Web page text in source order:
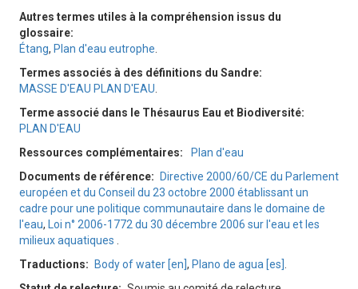
Autres termes utiles à la compréhension issus du
glossaire
Étang, Plan d'eau eutrophe
Termes associés à des définitions du Sandre
MASSE D'EAU PLAN D'EAU
Terme associé dans le Thésaurus Eau et Biodiversité
PLAN D'EAU
Ressources complémentaires
Plan d'eau
Documents de référence
Directive 2000/60/CE du Parlement
européen et du Conseil du 23 octobre 2000 établissant un
cadre pour une politique communautaire dans le domaine de
l'eau,
Loi n° 2006-1772 du 30 décembre 2006 sur l'eau et les
milieux aquatiques
Traductions
Body of water [en] , Plano de agua [es]